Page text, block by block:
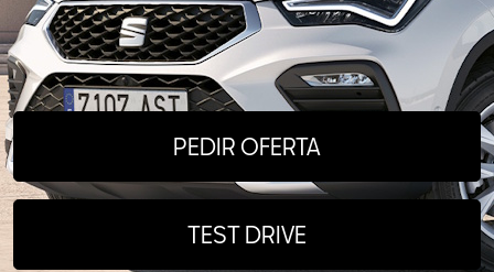
PEDIR OFERTA
TEST DRIVE